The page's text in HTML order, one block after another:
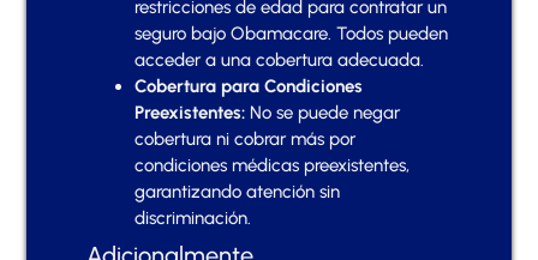
restricciones de edad para contratar un
seguro bajo Obamacare. Todos pueden
acceder a una cobertura adecuada.
Cobertura para Condiciones
Preexistentes: No se puede negar
cobertura ni cobrar más por
condiciones médicas preexistentes,
garantizando atención sin
discriminación.